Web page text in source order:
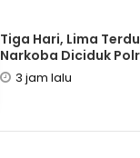
Tiga Hari, Lima
Narkoba Diciduk
3 jam lalu